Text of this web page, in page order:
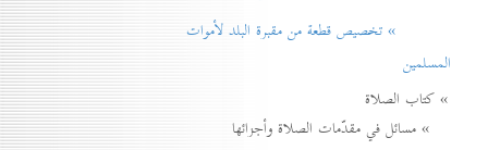
» تخصيص قطعة من مقبرة البلد لأموات
المسلمين
» كتاب الصلاة
» مسائل في مقدّمات الصلاة وأجزائها